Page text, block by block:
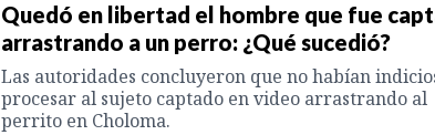
Quedó en libertad el hombre que fue
arrastrando a un perro: ¿Qué sucedió?
Las autoridades concluyeron que no habían
procesar al sujeto captado en video arrastrando al
perrito en Choloma.